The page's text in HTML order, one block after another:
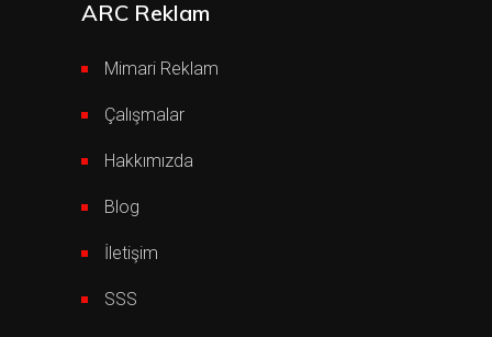
ARC Reklam
Mimari Reklam
Çalışmalar
Hakkımızda
Blog
İletişim
SSS